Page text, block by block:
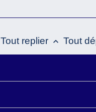
Tout replier keyboard_arrow_up Tout